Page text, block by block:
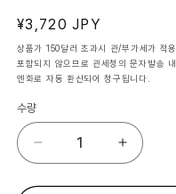
열
정
가
¥3,720 JPY
상품가 150달러 초과시 관/부가세가 적
포함되지 않으므로 관세청의 문자발송
엔화로 자동 환산되어 청구됩니다.
수량
초
한
혼
초
한